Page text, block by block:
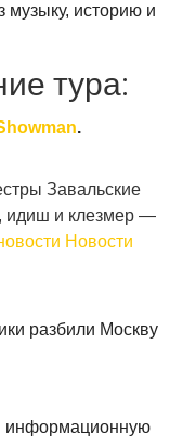
музыку, историю и
тура:
.
Завальские
идиш и клезмер —
Новости
разбили Москву
информационную